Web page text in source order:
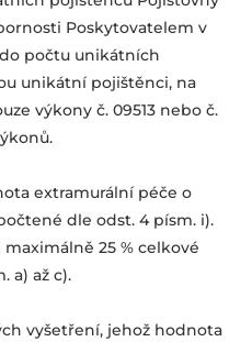
Poskytovatelem v
počtu unikátních
unikátní pojištěnci, na
výkony č. 09513 nebo č.
extramurální péče o
dle odst. 4 písm. i).
25 % celkové
a) až c).
vyšetření, jehož hodnota